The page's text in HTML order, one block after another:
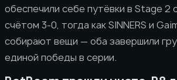
обеспечили себе путёвки в Stage 2
счётом 3-0, тогда как SINNERS и
собирают вещи — оба завершили
единой победы в серии.